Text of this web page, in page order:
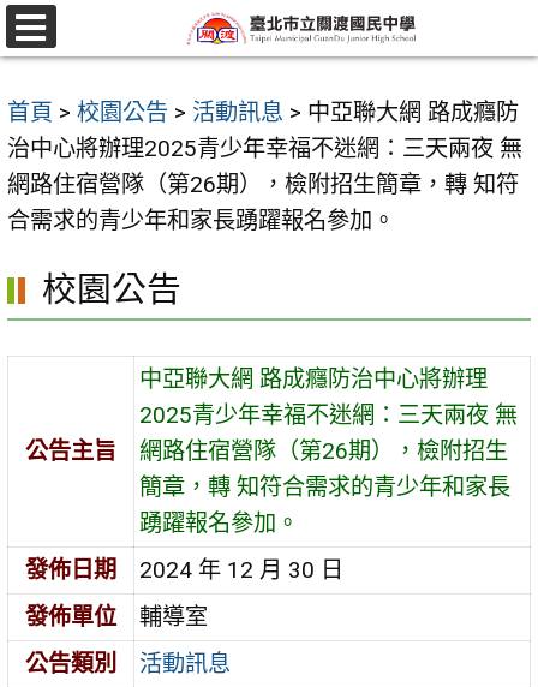
跳
至
要
內
容
區
選
單
首頁 > 校園公告 > 活動訊息 > 中亞聯大網 路成癮防
治中心將辦理2025青少年幸福不迷網：三天兩夜 無
網路住宿營隊（第26期），檢附招生簡章，轉 知符
合需求的青少年和家長踴躍報名參加。
校園公告
公告主旨
中亞聯大網 路成癮防治中心將辦理
2025青少年幸福不迷網：三天兩夜 無
網路住宿營隊（第26期），檢附招生
簡章，轉 知符合需求的青少年和家長
踴躍報名參加。
發佈日期
2024 年 12 月 30 日
發佈單位
輔導室
公告類別
活動訊息